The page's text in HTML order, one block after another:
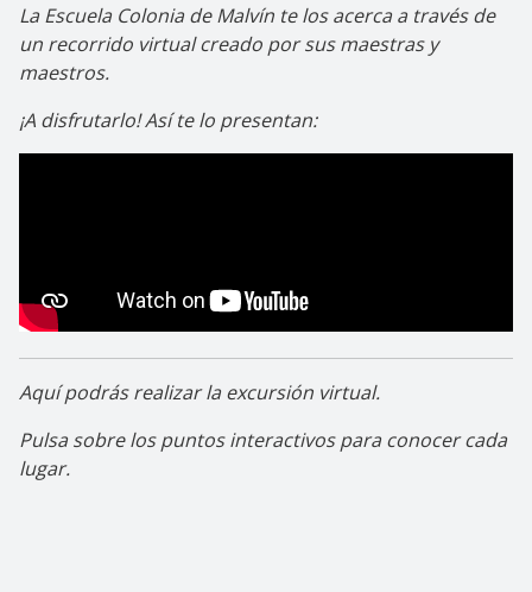
La Escuela Colonia de Malvín te los acerca a través de
un recorrido virtual creado por sus maestras y
maestros.
¡A disfrutarlo! Así te lo presentan:
Aquí podrás realizar la excursión virtual.
Pulsa sobre los puntos interactivos para conocer cada
lugar.